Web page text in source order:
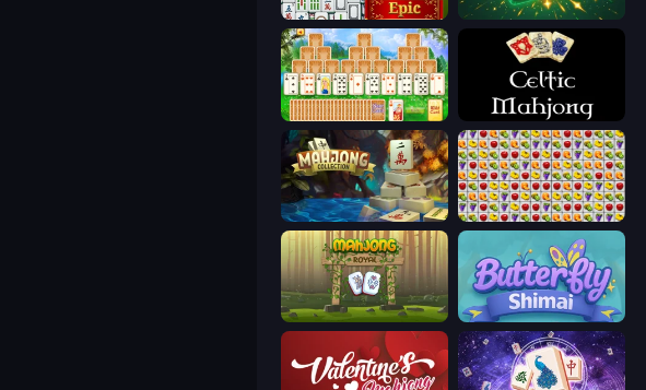
Mahjong Epic Mahjong Puzzle: Tile Match
Magic Towers Solitaire Celtic Mahjong Solitaire
Mahjong Collection Same Game Fruit Collapse
Mahjong Royal Butterfly Shimai